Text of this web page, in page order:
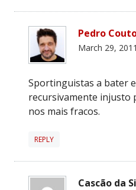
Pedro
March 29,
Sportinguistas a bater
recursivamente injusto
nos mais fracos.
REPLY
Cascão da